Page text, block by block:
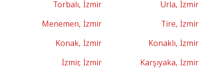
Urla, İzmir
Torbalı, İzmir
Tire, İzmir
Menemen, İzmir
Konaklı, İzmir
Konak, İzmir
Karşıyaka, İzmir
İzmir, İzmir